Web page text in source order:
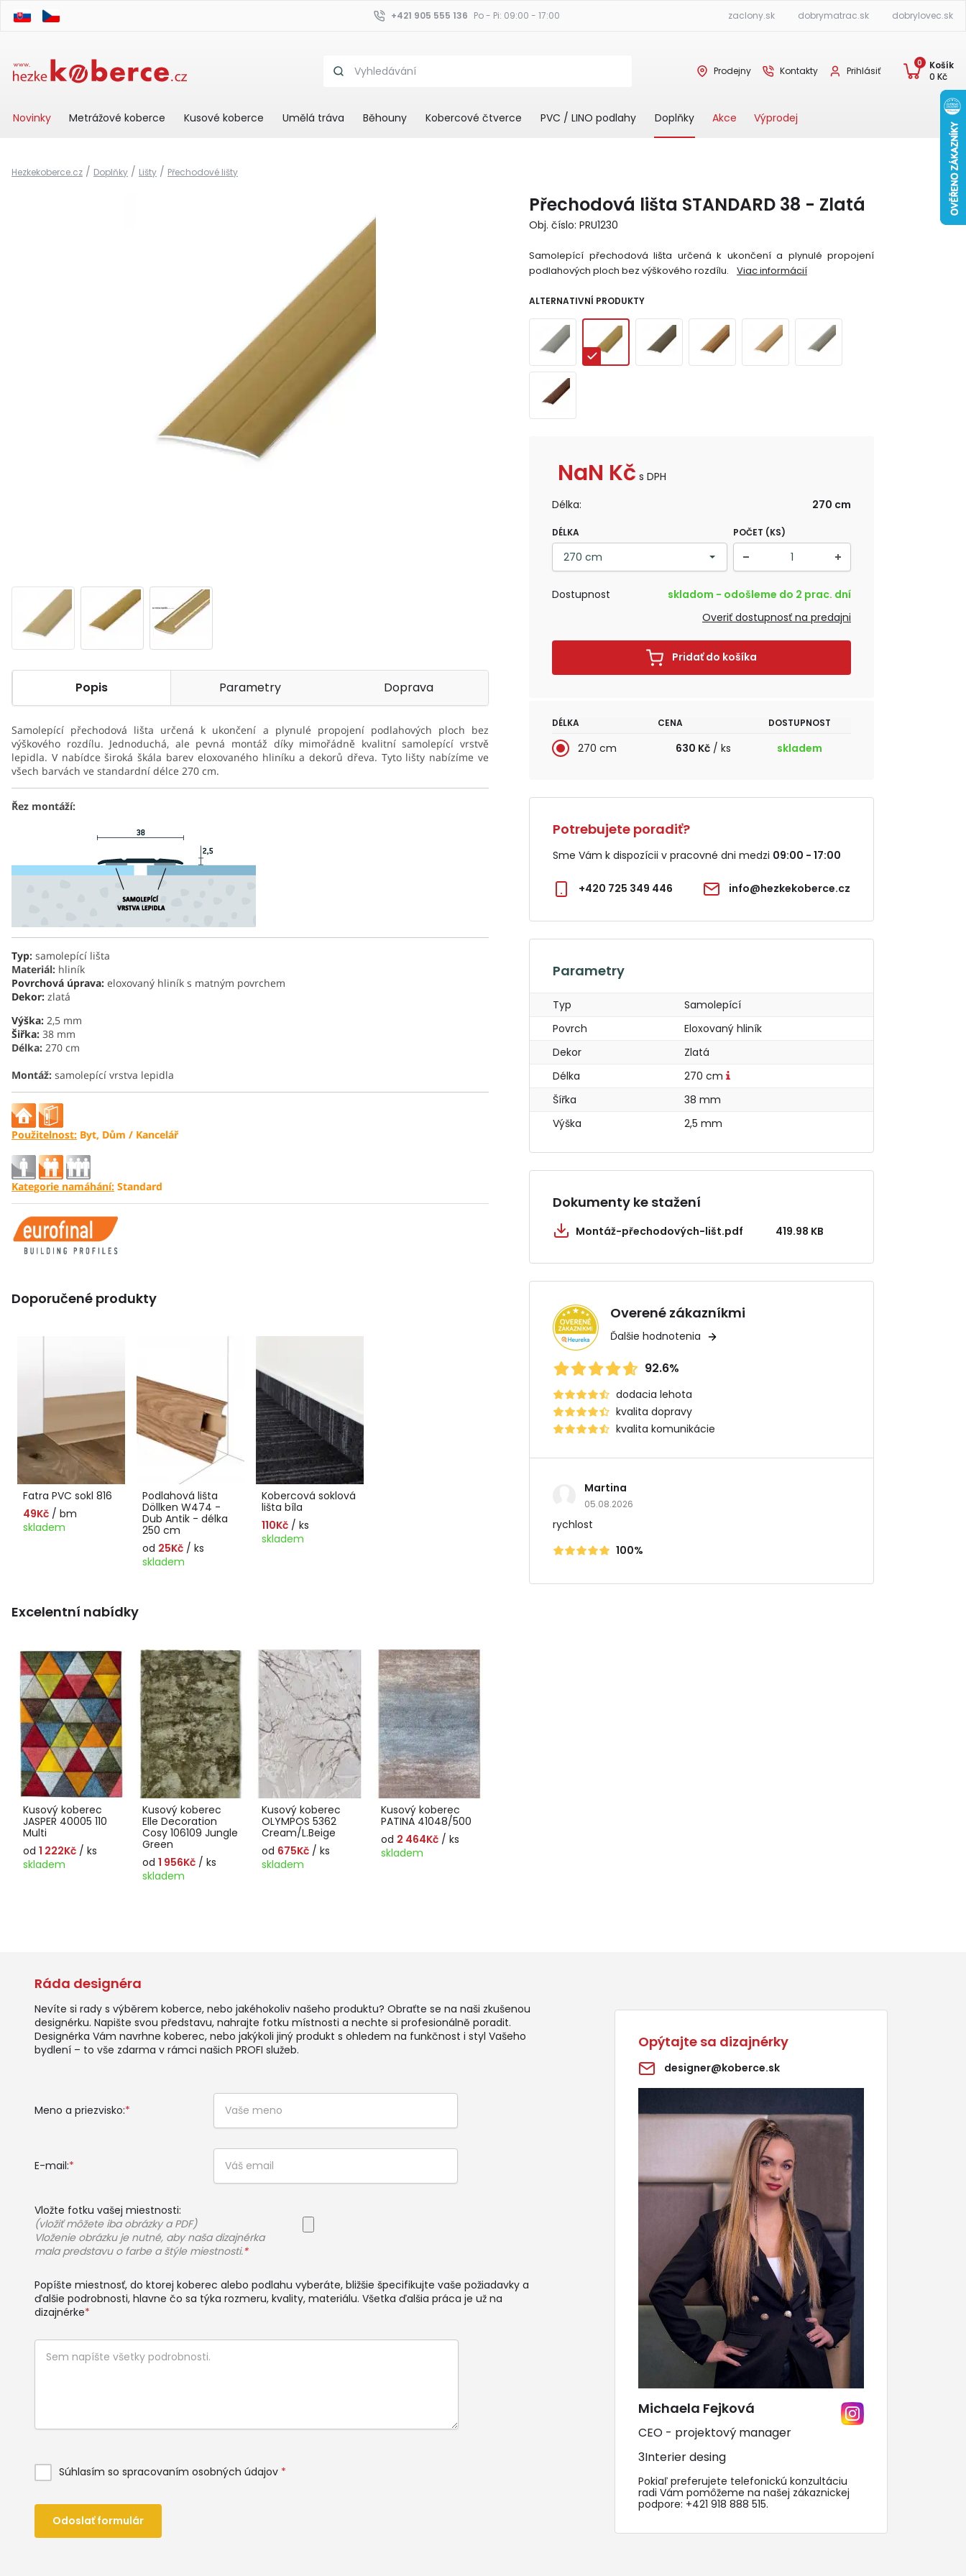
+421 905 555 136 Po - Pi: 09:00 - 17:00 zaclony.sk dobrymatrac.sk dobrylovec.sk
Prodejny Kontakty Prihlásiť
0
Košík
0 Kč
Novinky Metrážové koberce Kusové koberce Umělá tráva Běhouny Kobercové čtverce PVC / LINO podlahy Doplňky Akce Výprodej
Hezkekoberce.cz / Doplňky / Lišty / Přechodové lišty
Popis Parametry Doprava
Samolepící přechodová lišta určená k ukončení a plynulé propojení podlahových ploch bez
výškového rozdílu. Jednoduchá, ale pevná montáž díky mimořádně kvalitní samolepící vrstvě
lepidla. V nabídce široká škála barev eloxovaného hliníku a dekorů dřeva. Tyto lišty nabízíme ve
všech barvách ve standardní délce 270 cm.
Řez montáží:
Typ: samolepící lišta
Materiál: hliník
Povrchová úprava: eloxovaný hliník s matným povrchem
Dekor: zlatá
Výška: 2,5 mm
Šiřka: 38 mm
Délka: 270 cm
Montáž: samolepící vrstva lepidla
Použitelnost: Byt, Dům / Kancelář
Kategorie namáhání: Standard
Doporučené produkty
Fatra PVC sokl 816
49Kč / bm
skladem
Podlahová lišta
Döllken W474 -
Dub Antik - délka
250 cm
od 25Kč / ks
skladem
Kobercová soklová
lišta bíla
110Kč / ks
skladem
Excelentní nabídky
Kusový koberec
JASPER 40005 110
Multi
od 1 222Kč / ks
skladem
Kusový koberec
Elle Decoration
Cosy 106109 Jungle
Green
od 1 956Kč / ks
skladem
Kusový koberec
OLYMPOS 5362
Cream/L.Beige
od 675Kč / ks
skladem
Kusový koberec
PATINA 41048/500
od 2 464Kč / ks
skladem
Přechodová lišta STANDARD 38 - Zlatá
Obj. číslo: PRU1230
Samolepící přechodová lišta určená k ukončení a plynulé propojení
podlahových ploch bez výškového rozdílu.
Viac informácií
ALTERNATIVNÍ PRODUKTY
NaN Kč s DPH
Délka:
270 cm
DÉLKA POČET (KS)
Dostupnost
skladom - odošleme do 2 prac. dní
Overiť dostupnosť na predajni
Pridať do košíka
DÉLKA CENA DOSTUPNOST
270 cm 630 Kč/ ks skladem
Potrebujete poradiť?
Sme Vám k dispozícii v pracovné dni medzi 09:00 - 17:00
+420 725 349 446 info@hezkekoberce.cz
Parametry
Typ
Samolepící
Povrch
Eloxovaný hliník
Dekor
Zlatá
Délka
270 cm
Šířka
38 mm
Výška
2,5 mm
Dokumenty ke stažení
Montáž-přechodových-lišt.pdf 419.98 KB
Overené zákazníkmi
Ďalšie hodnotenia
92.6%
dodacia lehota
kvalita dopravy
kvalita komunikácie
Martina
05.08.2026
rychlost
100%
Ráda designéra
Nevíte si rady s výběrem koberce, nebo jakéhokoliv našeho produktu? Obraťte se na naši zkušenou
designérku. Napište svou představu, nahrajte fotku místnosti a nechte si profesionálně poradit.
Designérka Vám navrhne koberec, nebo jakýkoli jiný produkt s ohledem na funkčnost i styl Vašeho
bydlení – to vše zdarma v rámci našich PROFI služeb.
Meno a priezvisko:*
E-mail:*
Vložte fotku vašej miestnosti:
(vložiť môžete iba obrázky a PDF)
Vloženie obrázku je nutné, aby naša dizajnérka
mala predstavu o farbe a štýle miestnosti.*
Popíšte miestnosť, do ktorej koberec alebo podlahu vyberáte, bližšie špecifikujte vaše požiadavky a
ďalšie podrobnosti, hlavne čo sa týka rozmeru, kvality, materiálu. Všetka ďalšia práca je už na
dizajnérke*
Súhlasím so spracovaním osobných údajov *
Odoslať formulár
Opýtajte sa dizajnérky
designer@koberce.sk
Michaela Fejková
CEO - projektový manager
3Interier desing
Pokiaľ preferujete telefonickú konzultáciu
radi Vám pomôžeme na našej zákaznickej
podpore: +421 918 888 515.